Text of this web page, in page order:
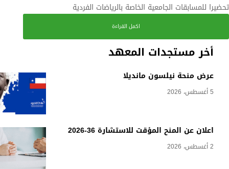
أخر مستجدات المعهد
عرض منحة نيلسون مانديلا
5 أغسطس، 2026
اعلان عن المنح المؤقت للاستشارة 36-2026
2 أغسطس، 2026
تحضيرا للمسابقات الجامعية الخاصة بالرياضات الفردية
اكمل القراءة